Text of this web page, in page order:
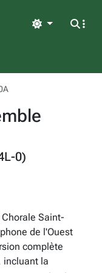
Light
0)
Saint-
de l'Ouest
complète
incluant la